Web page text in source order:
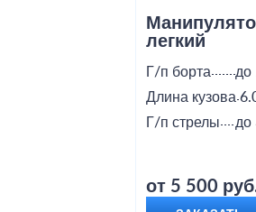
легкий
Г/п борта
до
Длина кузова
Г/п стрелы
до
от 5 500